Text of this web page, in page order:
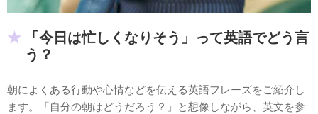
「今日は忙しくなりそう」って英語でどう言
う？
朝によくある行動や心情などを伝える英語フレーズをご紹介し
ます。「自分の朝はどうだろう？」と想像しながら、英文を参